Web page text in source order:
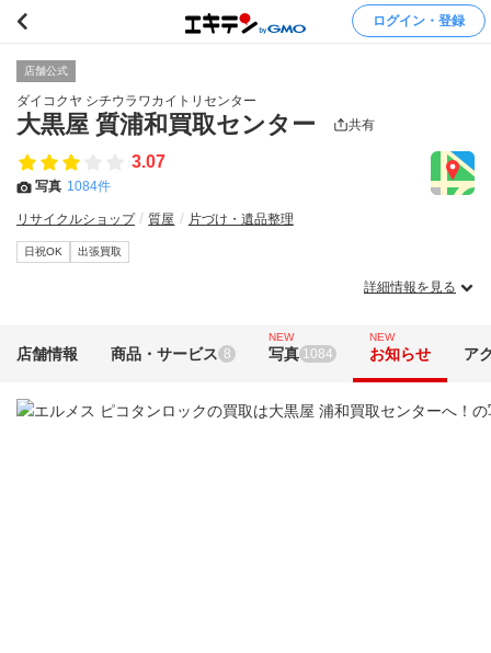
ログイン・登録
店舗公式
ダイコクヤ シチウラワカイトリセンター
大黒屋 質浦和買取センター 共有
3.07
写真 1084件
リサイクルショップ 質屋 片づけ・遺品整理
日祝OK 出張買取
詳細情報を見る
店舗情報 商品・サービス 8
NEW
写真 1084
NEW
お知らせ ア